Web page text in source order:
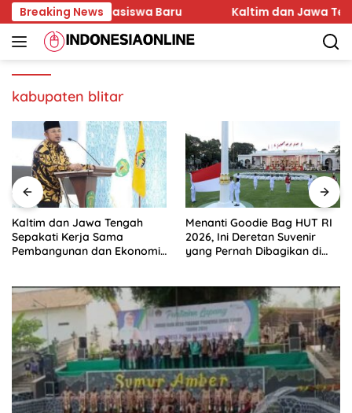
Skip
to
content
Breaking News
Mahasiswa Baru Kaltim dan Jawa Tengah
kabupaten blitar
Kaltim dan Jawa Tengah
Sepakati Kerja Sama
Pembangunan dan Ekonomi
Menanti Goodie Bag HUT RI
2026, Ini Deretan Suvenir
yang Pernah Dibagikan di